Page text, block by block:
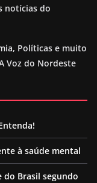
notícias do
Políticas e muito
Voz do Nordeste
à saúde mental
do Brasil segundo